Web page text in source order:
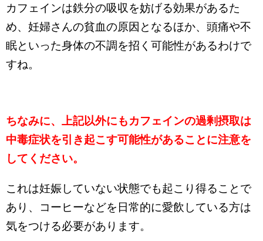
カフェインは鉄分の吸収を妨げる効果があるた
め、妊婦さんの貧血の原因となるほか、頭痛や不
眠といった身体の不調を招く可能性があるわけで
すね。
ちなみに、上記以外にもカフェインの過剰摂取は
中毒症状を引き起こす可能性があることに注意を
してください。
これは妊娠していない状態でも起こり得ることで
あり、コーヒーなどを日常的に愛飲している方は
気をつける必要があります。